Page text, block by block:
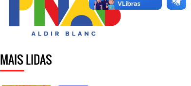
MAIS LIDAS